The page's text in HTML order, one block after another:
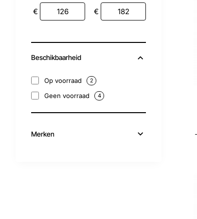
€ €
Beschikbaarheid
Op voorraad 2
Geen voorraad 4
Merken